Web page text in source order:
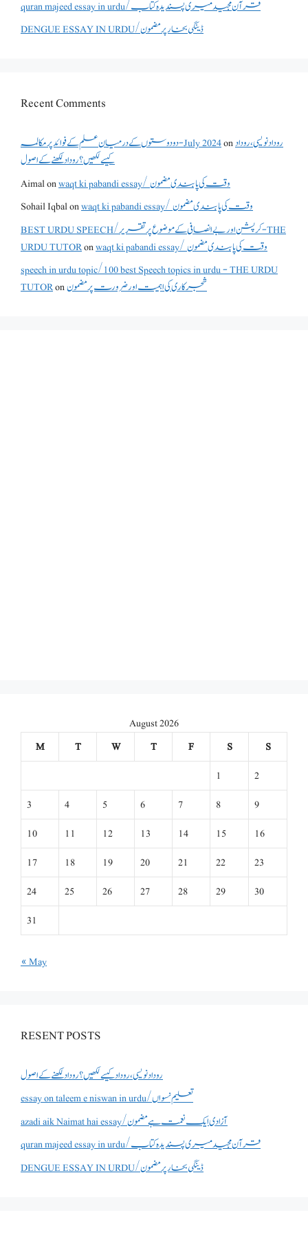
quran majeed essay in urdu/قرآن مجید میری پسندیدہ کتاب
DENGUE ESSAY IN URDU/ڈینگی بخار پر مضمون
Recent Comments
دو دوستوں کے درمیان علم کے فوائد پر مکالمہ - July 2024onروداد نویسی ،روداد
کیسے لکھیں؟ روداد لکھنے کے اصول
Aimalon
waqt ki pabandi essay/ وقت کی پابندی مضمون
Sohail Iqbalon
waqt ki pabandi essay/ وقت کی پابندی مضمون
BEST URDU SPEECH/کرپشن اور بے انصافی کے موضوع پر تقریر - THE
URDU TUTORon
waqt ki pabandi essay/ وقت کی پابندی مضمون
speech in urdu topic/100 best Speech topics in urdu - THE URDU
TUTORonشجرکاری کی اہمیت اور ضرورت پر مضمون
August 2026
M
T W T F S
S
1
2
3
4 5 6 7 8
9
10
11 12 13 14 15
16
17
18 19 20 21 22
23
24
25 26 27 28 29
30
31
« May
RESENT POSTS
روداد نویسی ،روداد کیسے لکھیں؟ روداد لکھنے کے اصول
essay on taleem e niswan in urdu/تعلیم نسواں
azadi aik Naimat hai essay/آزادی ایک نعمت ہے مضمون
quran majeed essay in urdu/قرآن مجید میری پسندیدہ کتاب
DENGUE ESSAY IN URDU/ڈینگی بخار پر مضمون